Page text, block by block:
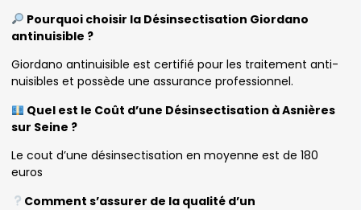
Pourquoi choisir la Désinsectisation Giordano
antinuisible ?
Giordano antinuisible est certifié pour les traitement anti-
nuisibles et possède une assurance professionnel.
Quel est le Coût d’une Désinsectisation à Asnières
sur Seine ?
Le cout d’une désinsectisation en moyenne est de 180
euros
Comment s’assurer de la qualité d’un